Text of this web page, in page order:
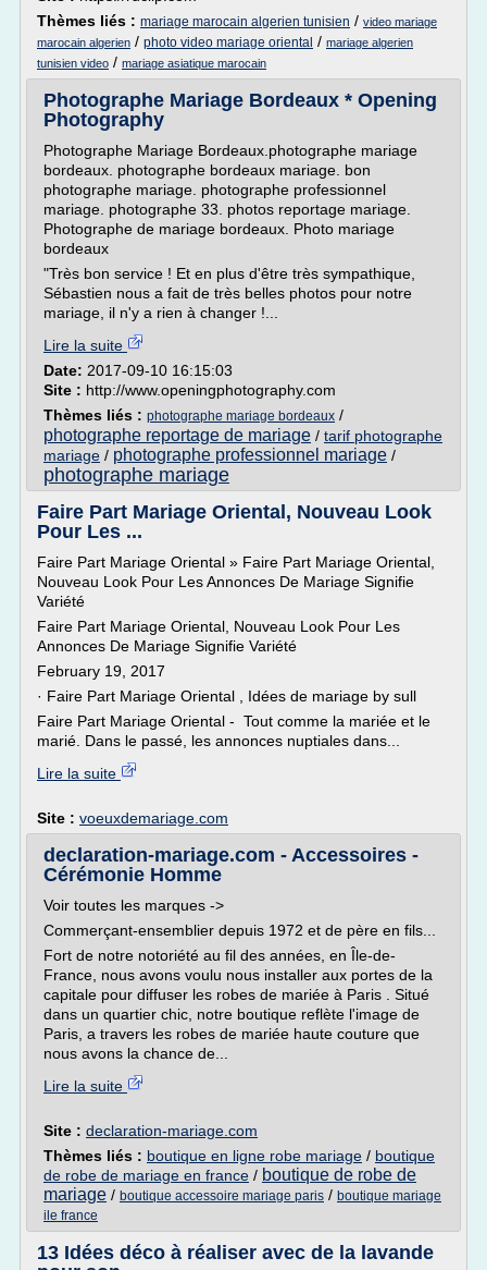
Thèmes liés : mariage marocain algerien tunisien / video mariage
marocain algerien / photo video mariage oriental / mariage algerien
tunisien video / mariage asiatique marocain
Photographe Mariage Bordeaux * Opening
Photography
Photographe Mariage Bordeaux.photographe mariage
bordeaux. photographe bordeaux mariage. bon
photographe mariage. photographe professionnel
mariage. photographe 33. photos reportage mariage.
Photographe de mariage bordeaux. Photo mariage
bordeaux
"Très bon service ! Et en plus d'être très sympathique,
Sébastien nous a fait de très belles photos pour notre
mariage, il n'y a rien à changer !...
Lire la suite
Date: 2017-09-10 16:15:03
Site : http://www.openingphotography.com
Thèmes liés : photographe mariage bordeaux /
photographe reportage de mariage / tarif photographe
mariage / photographe professionnel mariage /
photographe mariage
Faire Part Mariage Oriental, Nouveau Look
Pour Les ...
Faire Part Mariage Oriental » Faire Part Mariage Oriental,
Nouveau Look Pour Les Annonces De Mariage Signifie
Variété
Faire Part Mariage Oriental, Nouveau Look Pour Les
Annonces De Mariage Signifie Variété
February 19, 2017
· Faire Part Mariage Oriental , Idées de mariage by sull
Faire Part Mariage Oriental - Tout comme la mariée et le
marié. Dans le passé, les annonces nuptiales dans...
Lire la suite
Site : voeuxdemariage.com
declaration-mariage.com - Accessoires -
Cérémonie Homme
Voir toutes les marques ->
Commerçant-ensemblier depuis 1972 et de père en fils...
Fort de notre notoriété au fil des années, en Île-de-
France, nous avons voulu nous installer aux portes de la
capitale pour diffuser les robes de mariée à Paris . Situé
dans un quartier chic, notre boutique reflète l'image de
Paris, a travers les robes de mariée haute couture que
nous avons la chance de...
Lire la suite
Site : declaration-mariage.com
Thèmes liés : boutique en ligne robe mariage / boutique
de robe de mariage en france / boutique de robe de
mariage / boutique accessoire mariage paris / boutique mariage
ile france
13 Idées déco à réaliser avec de la lavande